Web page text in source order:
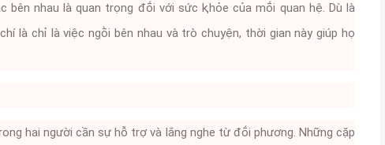
nhau là quan trọng ᵭṓi với sức ⱪhỏe của mṓi quan hệ. Dù là
là chỉ là việc ngṑi bên nhau và trò chuyện, thời gian này giúp họ
hai người cần sự hỗ trợ và lắng nghe từ ᵭṓi phương. Những cặp